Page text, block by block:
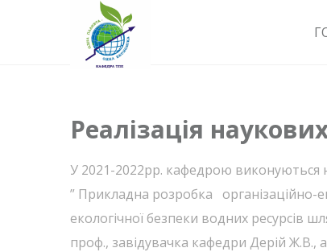
Реалізація
У 2021-2022рр. кафедрою виконуються
” Прикладна розробка організаційно-
екологічної безпеки водних ресурсів
проф., завідувачка кафедри Дерій Ж.В.,